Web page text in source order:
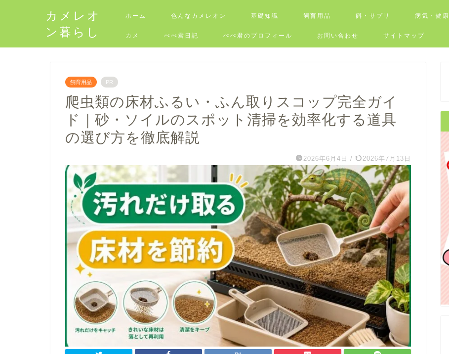
カメレオ
ン暮らし
ホーム 色んなカメレオン 基礎知識 飼育用品 餌・サプリ 病気・健康
カメ ぺぺ君日記 ぺぺ君のプロフィール お問い合わせ サイトマップ
飼育用品 PR
爬虫類の床材ふるい・ふん取りスコップ完全ガイ
ド｜砂・ソイルのスポット清掃を効率化する道具
の選び方を徹底解説
2026年6月4日 / 2026年7月13日